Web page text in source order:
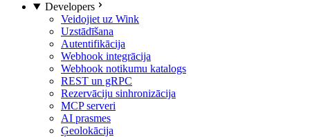
Developers
Veidojiet uz Wink
Uzstādīšana
Autentifikācija
Webhook integrācija
Webhook notikumu katalogs
REST un gRPC
Rezervāciju sinhronizācija
MCP serveri
AI prasmes
Ģeolokācija